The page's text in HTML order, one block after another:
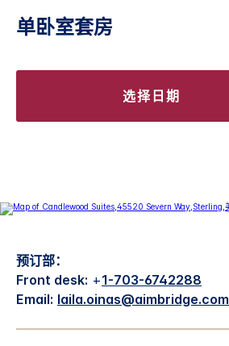
单卧室套房
选择日期
预订部：
Front desk: +1-703-6742288
Email: laila.oinas@aimbridge.com